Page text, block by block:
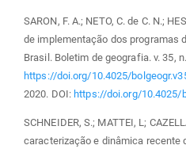
SARON, F. A.; NETO, C. de C. N.;
de implementação dos programas
Brasil. Boletim de geografia. v. 35,
https://doi.org/10.4025/
2020. DOI: https://doi.org/10.4025/
SCHNEIDER, S.; MATTEI, L;
caracterização e dinâmica recente